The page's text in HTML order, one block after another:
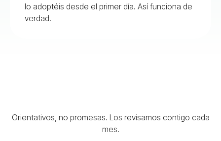
lo adoptéis desde el primer día. Así funciona de
verdad.
Orientativos, no promesas. Los revisamos contigo cada
mes.